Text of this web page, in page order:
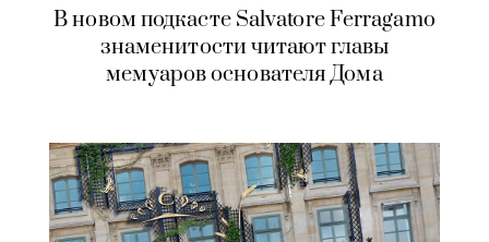
В новом подкасте Salvatore Ferragamo
знаменитости читают главы
мемуаров основателя Дома